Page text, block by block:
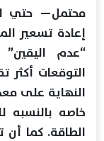
محتمل— حتي
إعادة تسعير
“عدم
التوقعات أكثر
النهاية على
خاصه بالنسبه
الطاقة. كما أن